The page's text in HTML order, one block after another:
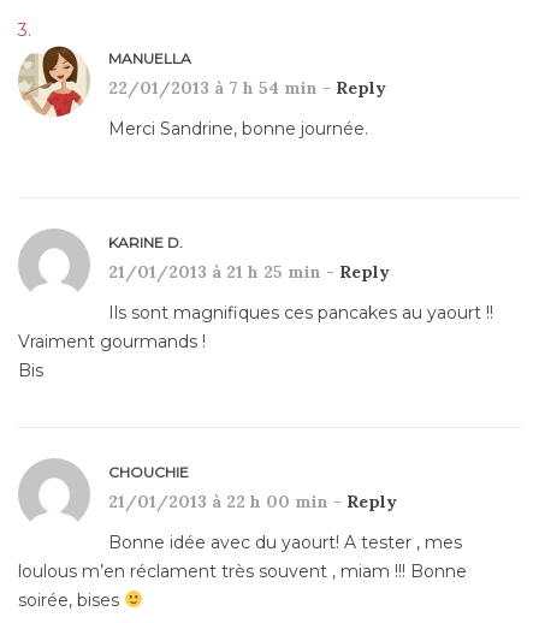
MANUELLA
22/01/2013 à 7 h 54 min - Reply
Merci Sandrine, bonne journée.
KARINE D.
21/01/2013 à 21 h 25 min - Reply
Ils sont magnifiques ces pancakes au yaourt !!
Vraiment gourmands !
Bis
CHOUCHIE
21/01/2013 à 22 h 00 min - Reply
Bonne idée avec du yaourt! A tester , mes
loulous m’en réclament très souvent , miam !!! Bonne
soirée, bises